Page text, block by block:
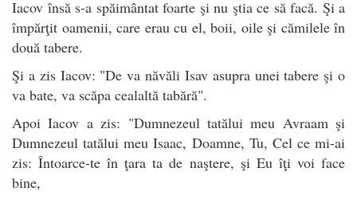
Iacov însă s-a spăimântat foarte şi nu ştia ce să facă. Şi a
împărţit oamenii, care erau cu el, boii, oile şi cămilele în
două tabere.
Şi a zis Iacov: "De va năvăli Isav asupra unei tabere şi o
va bate, va scăpa cealaltă tabără".
Apoi Iacov a zis: "Dumnezeul tatălui meu Avraam şi
Dumnezeul tatălui meu Isaac, Doamne, Tu, Cel ce mi-ai
zis: Întoarce-te în ţara ta de naştere, şi Eu îţi voi face
bine,